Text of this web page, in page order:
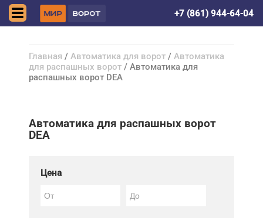
+7 (861) 944-64-04
Главная / Автоматика для ворот / Автоматика
для распашных ворот / Автоматика для
распашных ворот DEA
Автоматика для распашных ворот
DEA
Цена